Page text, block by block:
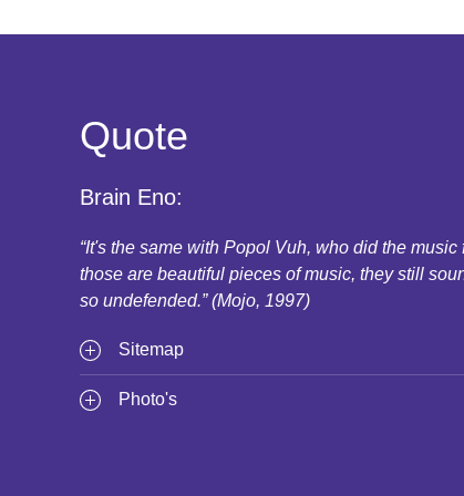
Quote
Brain Eno:
“It's the same with Popol Vuh, who did the
those are beautiful pieces of music, they still
so undefended.” (Mojo, 1997)
Sitemap
Photo's